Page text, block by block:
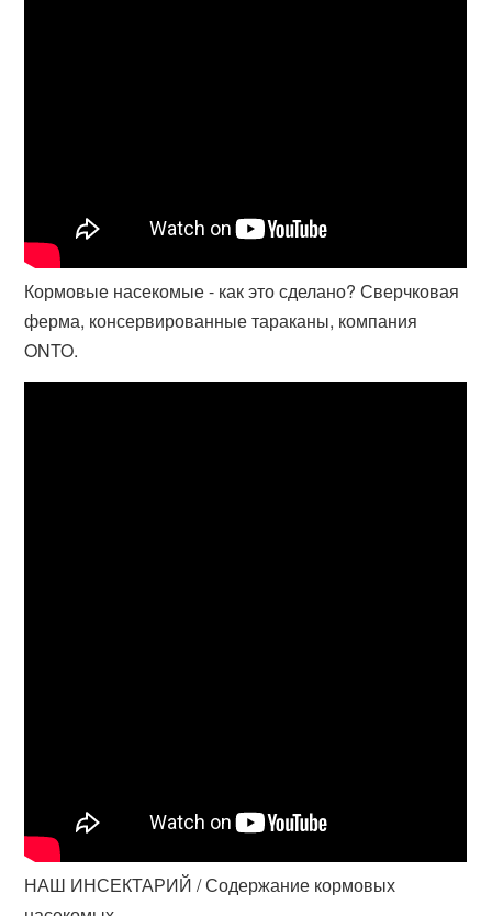
Кормовые насекомые - как это сделано? Сверчковая
ферма, консервированные тараканы, компания
ONTO.
НАШ ИНСЕКТАРИЙ / Содержание кормовых